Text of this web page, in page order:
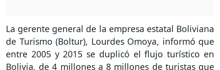
La gerente general de la empresa estatal Boliviana
de Turismo (Boltur), Lourdes Omoya, informó que
entre 2005 y 2015 se duplicó el flujo turístico en
Bolivia, de 4 millones a 8 millones de turistas que